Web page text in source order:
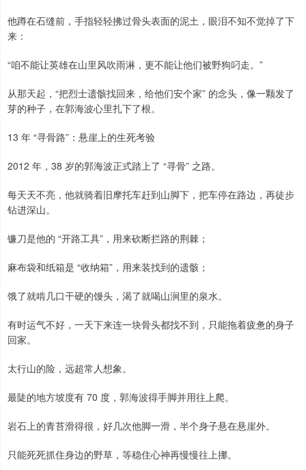
他蹲在石缝前，手指轻轻拂过骨头表面的泥土，眼泪不知不觉掉了下
来：
“咱不能让英雄在山里风吹雨淋，更不能让他们被野狗叼走。”
从那天起，“把烈士遗骸找回来，给他们安个家” 的念头，像一颗发了
芽的种子，在郭海波心里扎下了根。
13 年 “寻骨路”：悬崖上的生死考验
2012 年，38 岁的郭海波正式踏上了 “寻骨” 之路。
每天天不亮，他就骑着旧摩托车赶到山脚下，把车停在路边，再徒步
钻进深山。
镰刀是他的 “开路工具”，用来砍断拦路的荆棘；
麻布袋和纸箱是 “收纳箱”，用来装找到的遗骸；
饿了就啃几口干硬的馒头，渴了就喝山涧里的泉水。
有时运气不好，一天下来连一块骨头都找不到，只能拖着疲惫的身子
回家。
太行山的险，远超常人想象。
最陡的地方坡度有 70 度，郭海波得手脚并用往上爬。
岩石上的青苔滑得很，好几次他脚一滑，半个身子悬在悬崖外。
只能死死抓住身边的野草，等稳住心神再慢慢往上挪。